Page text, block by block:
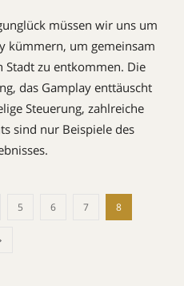
müssen wir uns um
kümmern, um gemeinsam
Stadt zu entkommen. Die
das Gamplay enttäuscht
Steuerung, zahlreiche
sind nur Beispiele des
5 6 7 8